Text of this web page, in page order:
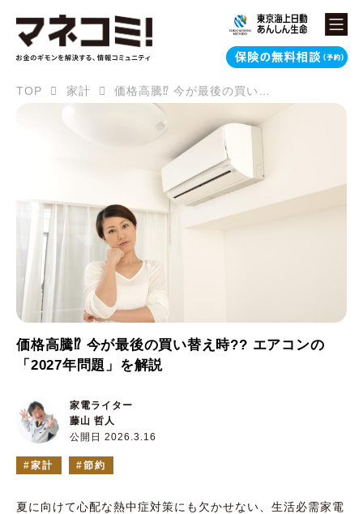
TOP 家計 価格高騰⁉ 今が最後の買い替え時?? エアコンの「2027年問題」を解説
価格高騰⁉ 今が最後の買い替え時?? エアコンの
「2027年問題」を解説
公開日 2026.3.16
家電ライター
藤山 哲人
家計 節約
夏に向けて心配な熱中症対策にも欠かせない、生活必需家電